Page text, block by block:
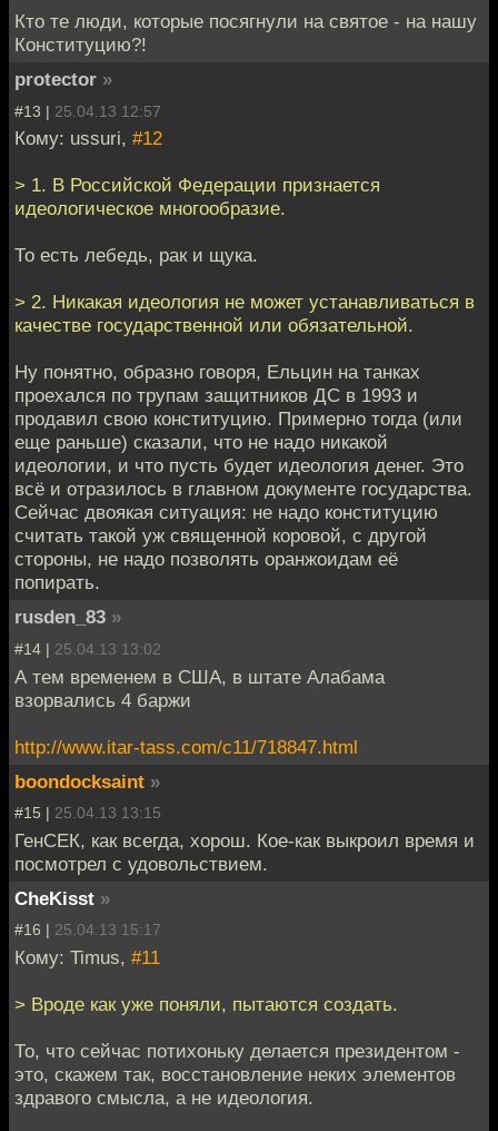
Кто те люди, которые посягнули на святое - на нашу
Конституцию?!
protector »
#13 | 25.04.13 12:57
Кому: ussuri, #12
> 1. В Российской Федерации признается
идеологическое многообразие.
То есть лебедь, рак и щука.
> 2. Никакая идеология не может устанавливаться в
качестве государственной или обязательной.
Ну понятно, образно говоря, Ельцин на танках
проехался по трупам защитников ДС в 1993 и
продавил свою конституцию. Примерно тогда (или
еще раньше) сказали, что не надо никакой
идеологии, и что пусть будет идеология денег. Это
всё и отразилось в главном документе государства.
Сейчас двоякая ситуация: не надо конституцию
считать такой уж священной коровой, с другой
стороны, не надо позволять оранжоидам её
попирать.
rusden_83 »
#14 | 25.04.13 13:02
А тем временем в США, в штате Алабама
взорвались 4 баржи
http://www.itar-tass.com/c11/718847.html
boondocksaint »
#15 | 25.04.13 13:15
ГенСЕК, как всегда, хорош. Кое-как выкроил время и
посмотрел с удовольствием.
CheKisst »
#16 | 25.04.13 15:17
Кому: Timus, #11
> Вроде как уже поняли, пытаются создать.
То, что сейчас потихоньку делается президентом -
это, скажем так, восстановление неких элементов
здравого смысла, а не идеология.